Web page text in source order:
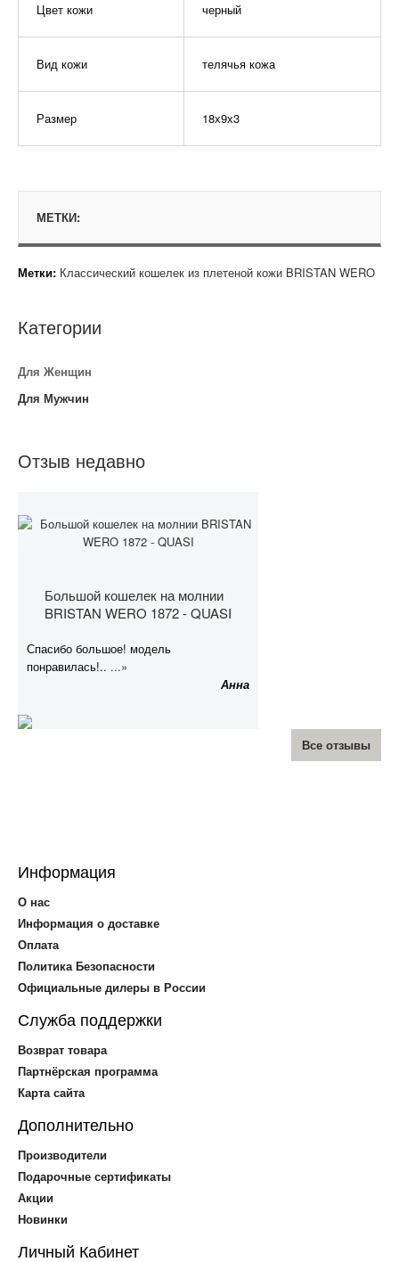
Цвет кожи черный
Вид кожи телячья кожа
Размер 18х9х3
МЕТКИ:
Метки: Классический кошелек из плетеной кожи BRISTAN WERO
Категории
Для Женщин
Для Мужчин
Отзыв недавно
Большой кошелек на молнии
BRISTAN WERO 1872 - QUASI
Спасибо большое! модель
понравилась!.. ...»
Анна
Все отзывы
Информация
О нас
Информация о доставке
Оплата
Политика Безопасности
Официальные дилеры в России
Служба поддержки
Возврат товара
Партнёрская программа
Карта сайта
Дополнительно
Производители
Подарочные сертификаты
Акции
Новинки
Личный Кабинет